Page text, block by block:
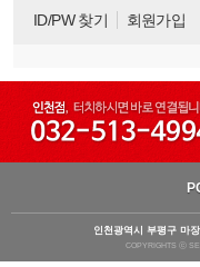
ID/PW 찾기 회원가입
인천광역시 부평구 마
COPYRIGHTS ⓒ